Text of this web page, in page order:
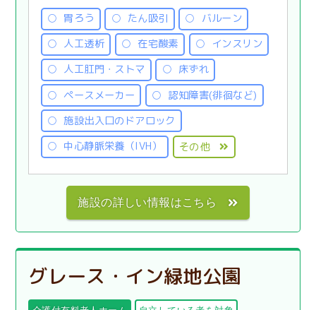
胃ろう たん吸引
バルーン
人工透析
在宅酸素
インスリン
人工肛門・ストマ
床ずれ
ペースメーカー
認知障害(徘徊など)
施設出入口のドアロック
中心静脈栄養（IVH）
その他
施設の詳しい情報はこちら
グレース・イン緑地公園